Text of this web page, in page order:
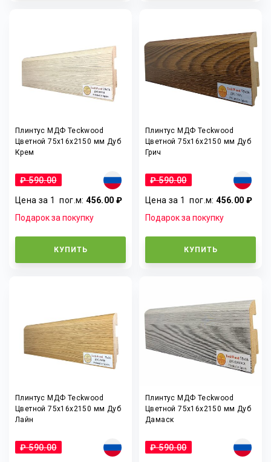
Плинтус МДФ Teckwood
Цветной 75x16x2150 мм Дуб
Крем
₽ 590.00
Цена за 1пог.м:456.00 ₽
Подарок за покупку
КУПИТЬ
Плинтус МДФ Teckwood
Цветной 75x16x2150 мм Дуб
Грич
₽ 590.00
Цена за 1пог.м:456.00 ₽
Подарок за покупку
КУПИТЬ
Плинтус МДФ Teckwood
Цветной 75x16x2150 мм Дуб
Лайн
₽ 590.00
Плинтус МДФ Teckwood
Цветной 75x16x2150 мм Дуб
Дамаск
₽ 590.00